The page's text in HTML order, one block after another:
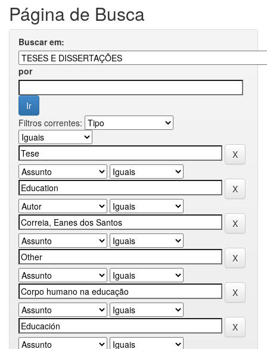
Página de Busca
Buscar em:
por
Filtros correntes: